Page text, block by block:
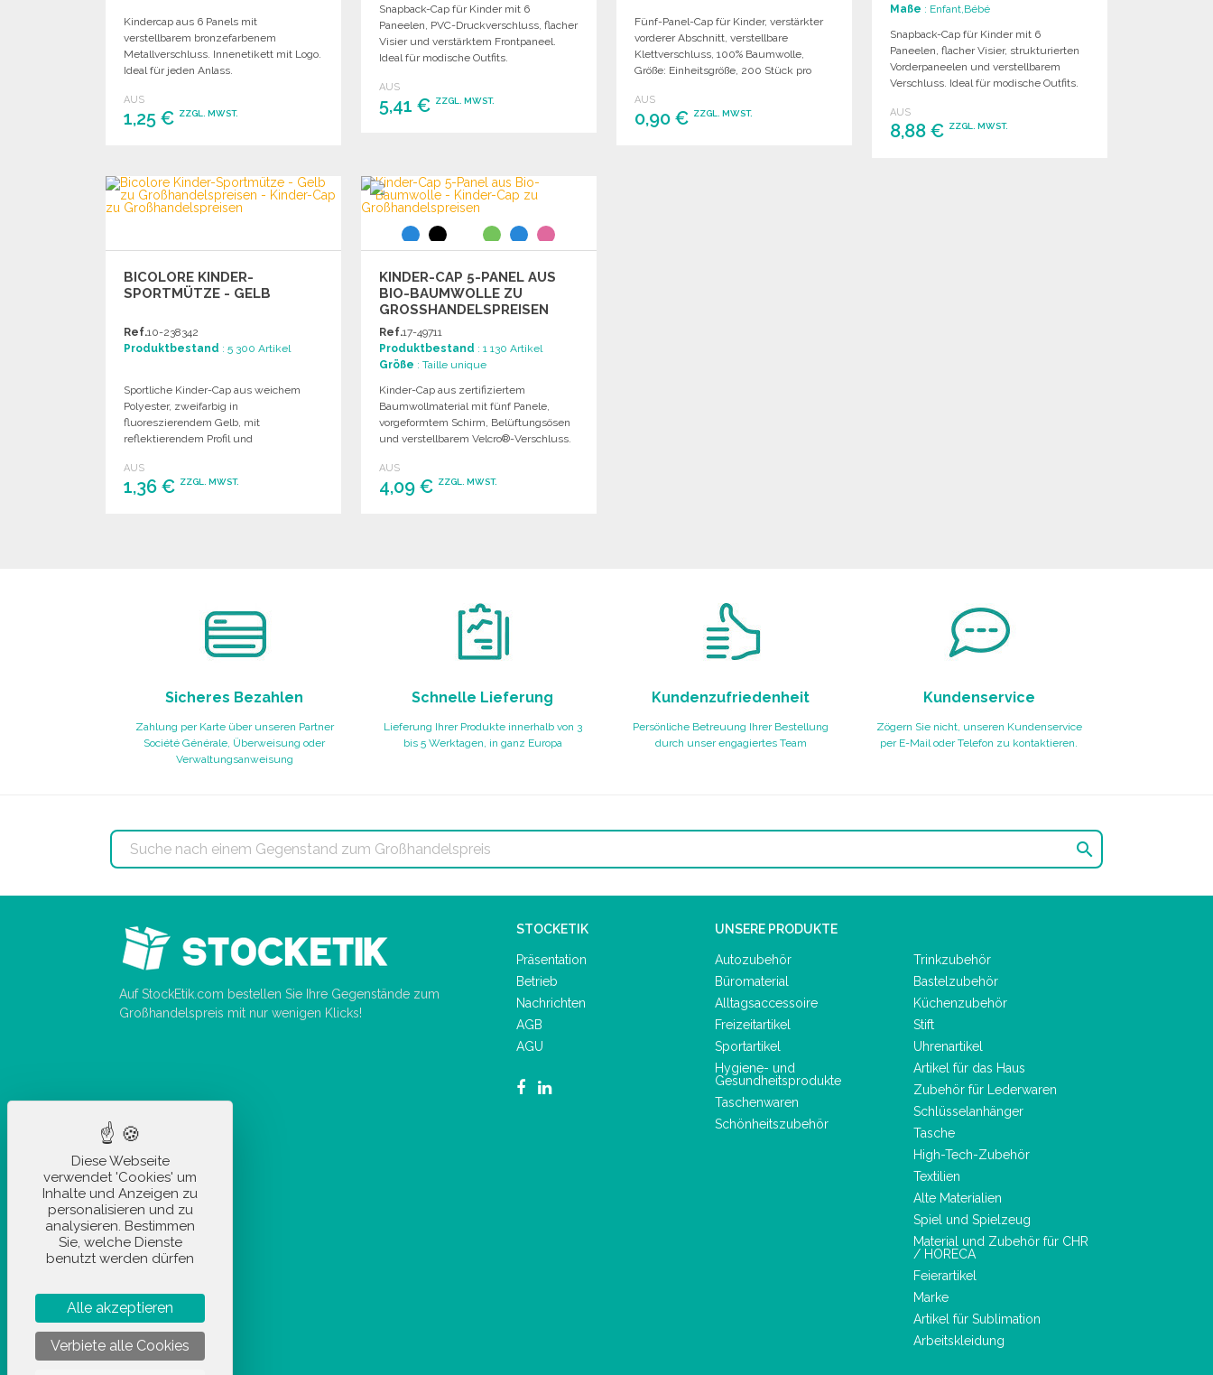
Kindercap aus 6 Panels mit
verstellbarem bronzefarbenem
Metallverschluss. Innenetikett mit Logo.
Ideal für jeden Anlass.
AUS
1,25 € ZZGL. MWST.
Angebot anfordern
Snapback-Cap für Kinder mit 6
Paneelen, PVC-Druckverschluss, flacher
Visier und verstärktem Frontpaneel.
Ideal für modische Outfits.
AUS
5,41 € ZZGL. MWST.
Fünf-Panel-Cap für Kinder, verstärkter
vorderer Abschnitt, verstellbare
Klettverschluss, 100% Baumwolle,
Größe: Einheitsgröße, 200 Stück pro
AUS
0,90 € ZZGL. MWST.
Maße : Enfant,Bébé
Snapback-Cap für Kinder mit 6
Paneelen, flacher Visier, strukturierten
Vorderpaneelen und verstellbarem
Verschluss. Ideal für modische Outfits.
AUS
8,88 € ZZGL. MWST.
BICOLORE KINDER-
SPORTMÜTZE - GELB
Ref.10-238342
Produktbestand : 5 300 Artikel
Sportliche Kinder-Cap aus weichem
Polyester, zweifarbig in
fluoreszierendem Gelb, mit
reflektierendem Profil und
AUS
1,36 € ZZGL. MWST.
KINDER-CAP 5-PANEL AUS
BIO-BAUMWOLLE ZU
GROSSHANDELSPREISEN
Ref.17-49711
Produktbestand : 1 130 Artikel
Größe : Taille unique
Kinder-Cap aus zertifiziertem
Baumwollmaterial mit fünf Panele,
vorgeformtem Schirm, Belüftungsösen
und verstellbarem Velcro®-Verschluss.
AUS
4,09 € ZZGL. MWST.
Sicheres Bezahlen
Zahlung per Karte über unseren Partner
Société Générale, Überweisung oder
Verwaltungsanweisung
Schnelle Lieferung
Lieferung Ihrer Produkte innerhalb von 3
bis 5 Werktagen, in ganz Europa
Kundenzufriedenheit
Persönliche Betreuung Ihrer Bestellung
durch unser engagiertes Team
Kundenservice
Zögern Sie nicht, unseren Kundenservice
per E-Mail oder Telefon zu kontaktieren.

Auf StockEtik.com bestellen Sie Ihre Gegenstände zum
Großhandelspreis mit nur wenigen Klicks!
STOCKETIK
Präsentation
Betrieb
Nachrichten
AGB
AGU
UNSERE PRODUKTE
Autozubehör
Büromaterial
Alltagsaccessoire
Freizeitartikel
Sportartikel
Hygiene- und
Gesundheitsprodukte
Taschenwaren
Schönheitszubehör
Trinkzubehör
Bastelzubehör
Küchenzubehör
Stift
Uhrenartikel
Artikel für das Haus
Zubehör für Lederwaren
Schlüsselanhänger
Tasche
High-Tech-Zubehör
Textilien
Alte Materialien
Spiel und Spielzeug
Material und Zubehör für CHR
/ HORECA
Feierartikel
Marke
Artikel für Sublimation
Arbeitskleidung
Diese Webseite
verwendet 'Cookies' um
Inhalte und Anzeigen zu
personalisieren und zu
analysieren. Bestimmen
Sie, welche Dienste
benutzt werden dürfen
Alle akzeptieren
Verbiete alle Cookies